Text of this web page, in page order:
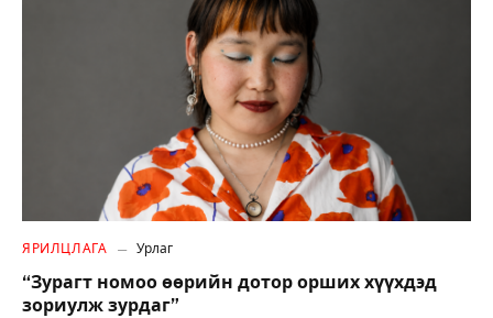
ЯРИЛЦЛАГА Урлаг
“Зурагт номоо өөрийн дотор орших хүүхдэд
зориулж зурдаг”